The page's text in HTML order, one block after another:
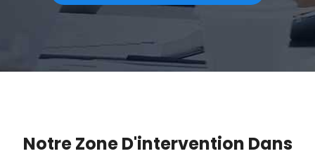
Notre Zone D'intervention Dans